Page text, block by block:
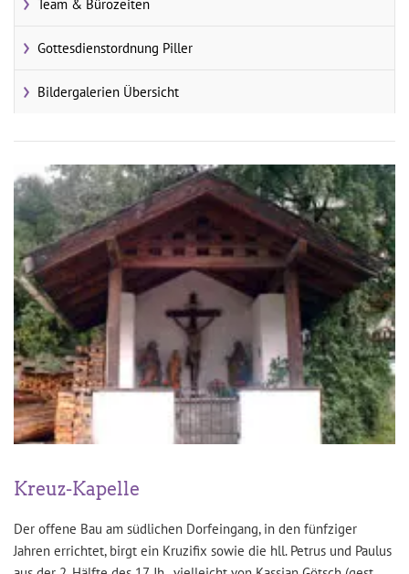
Team & Bürozeiten
Gottesdienstordnung Piller
Bildergalerien Übersicht
Kreuz-Kapelle
Der offene Bau am südlichen Dorfeingang, in den fünfziger
Jahren errichtet, birgt ein Kruzifix sowie die hll. Petrus und Paulus